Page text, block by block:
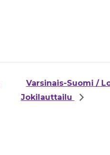
Varsinais-Suomi /
Jokilauttailu